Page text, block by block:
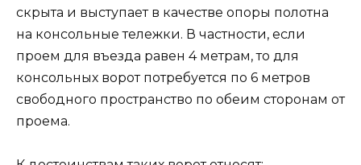
скрыта и выступает в качестве опоры полотна
на консольные тележки. В частности, если
проем для въезда равен 4 метрам, то для
консольных ворот потребуется по 6 метров
свободного пространство по обеим сторонам от
проема.